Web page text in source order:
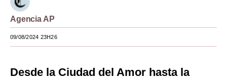
Moda
Estilos
EEUU
Agencia AP
09/08/2024 23H26
Desde la Ciudad del Amor hasta la